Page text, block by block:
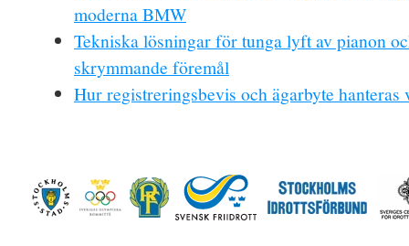
moderna BMW
Tekniska lösningar för tunga lyft av pianon
skrymmande föremål
Hur registreringsbevis och ägarbyte